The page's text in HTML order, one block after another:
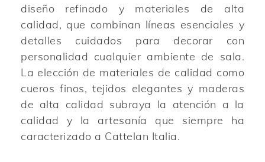
diseño refinado y materiales de alta
calidad, que combinan líneas esenciales y
detalles cuidados para decorar con
personalidad cualquier ambiente de sala.
La elección de materiales de calidad como
cueros finos, tejidos elegantes y maderas
de alta calidad subraya la atención a la
calidad y la artesanía que siempre ha
caracterizado a Cattelan Italia.